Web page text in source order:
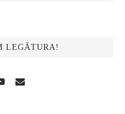
LEGĂTURA!